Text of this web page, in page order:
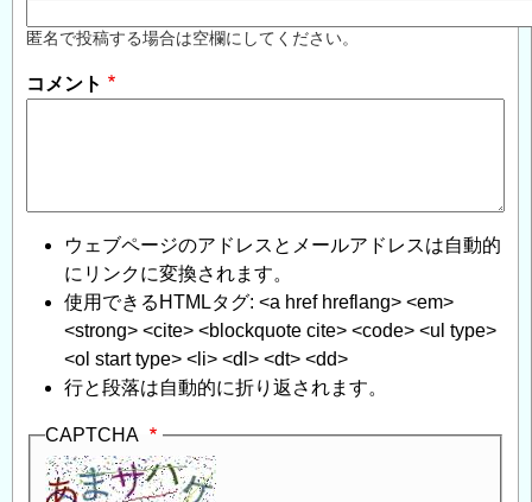
匿名で投稿する場合は空欄にしてください。
コメント
ウェブページのアドレスとメールアドレスは自動的
にリンクに変換されます。
使用できるHTMLタグ: <a href hreflang> <em>
<strong> <cite> <blockquote cite> <code> <ul type>
<ol start type> <li> <dl> <dt> <dd>
行と段落は自動的に折り返されます。
CAPTCHA